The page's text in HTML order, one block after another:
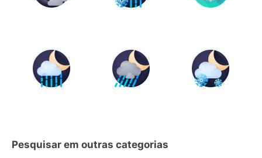
Pesquisar em outras categorias